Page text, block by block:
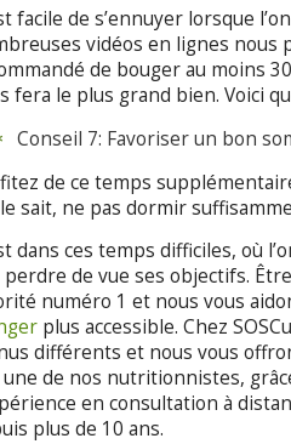
facile de s’ennuyer lorsque
vidéos en lignes nous
de bouger au moins
fera le plus grand bien. Voici
Conseil 7: Favoriser un bon
de ce temps
sait, ne pas dormir
dans ces temps difficiles, où
perdre de vue ses objectifs.
numéro 1 et nous vous
plus accessible. Chez
différents et nous vous
une de nos nutritionnistes,
en consultation à
plus de 10 ans.